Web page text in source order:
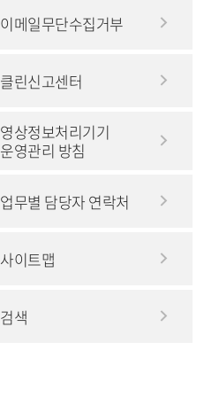
이메일무단수집거부
클린신고센터
영상정보처리기기
운영관리 방침
업무별 담당자 연락처
사이트맵
검색